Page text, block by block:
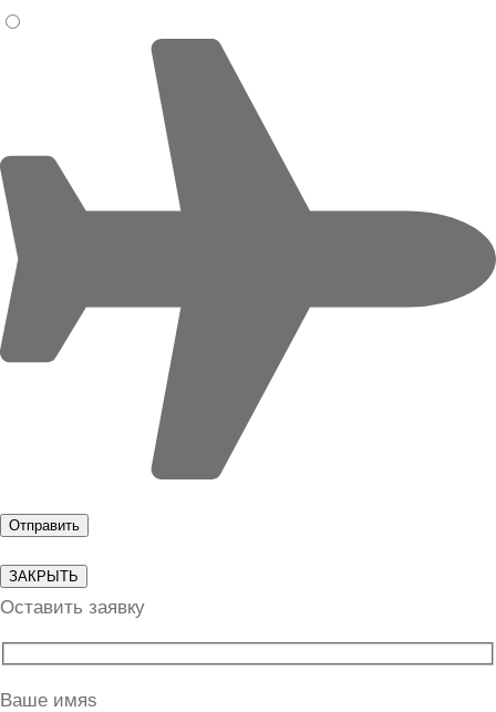
ЗАКРЫТЬ
Оставить заявку
Ваше имяs